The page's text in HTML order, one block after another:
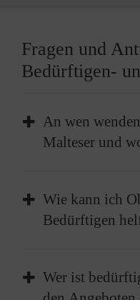
Fragen und
Bedürftigen-
An wen
Malteser und
Die Angebote der
Menschen am
offen. Das
Rente,
sein. Zum Teil ist
Wie kann ich
Bedürftigen
Wir freuen uns
Helferinnen und
Wer ist